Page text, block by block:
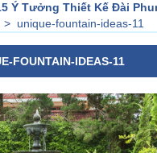
Ý Tưởng Thiết Kế Đài
> unique-fountain-ideas-11
FOUNTAIN-IDEAS-11